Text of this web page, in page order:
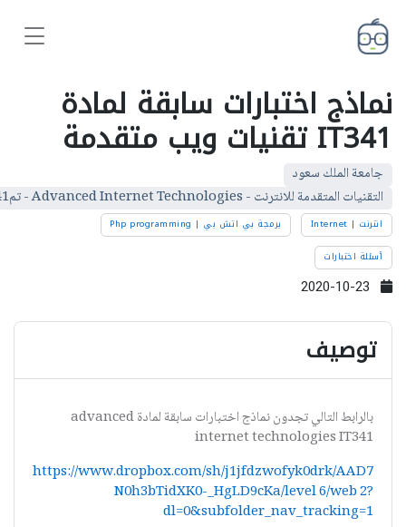
نماذج اختبارات سابقة لمادة
IT341 تقنيات ويب متقدمة
جامعة الملك سعود
التقنيات المتقدمة للانترنت - Advanced Internet Technologies - تم341 - IT341
انترنت | Internet
برمجة بي اتش بي | Php programming
أسئلة اختبارات
توصيف
بالرابط التالي تجدون نماذج اختبارات سابقة لمادة advanced
internet technologies IT341
https://www.dropbox.com/sh/j1jfdzwofyk0drk/AAD7
N0h3bTidXK0-_HgLD9cKa/level 6/web 2?
dl=0&subfolder_nav_tracking=1